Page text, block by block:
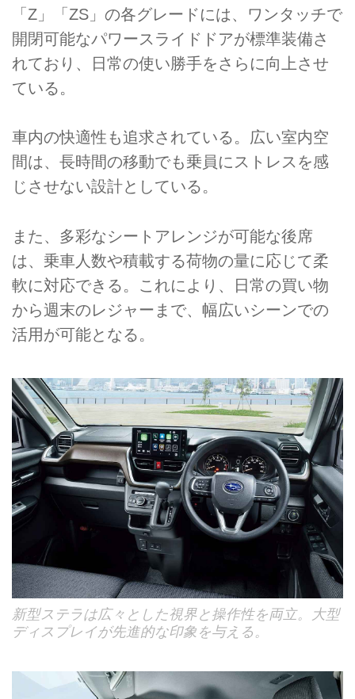
「Z」「ZS」の各グレードには、ワンタッチで
開閉可能なパワースライドドアが標準装備さ
れており、日常の使い勝手をさらに向上させ
ている。
車内の快適性も追求されている。広い室内空
間は、長時間の移動でも乗員にストレスを感
じさせない設計としている。
また、多彩なシートアレンジが可能な後席
は、乗車人数や積載する荷物の量に応じて柔
軟に対応できる。これにより、日常の買い物
から週末のレジャーまで、幅広いシーンでの
活用が可能となる。
新型ステラは広々とした視界と操作性を両立。大型
ディスプレイが先進的な印象を与える。